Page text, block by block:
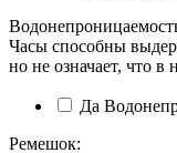
Часы способны
но не означает, что
Да
Ремешок: